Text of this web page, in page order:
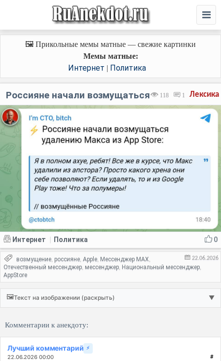
🖼️ Прикольные мемы матные — свежие картинки
Мемы матные:
Интернет | Политика
Лексика
118 1
Россияне начали возмущаться
0
Интернет Политика
22.06.2026
возмущение, россияне, Apple, Мессенджер MAX,
Отечественный мессенджер, мессенджер, Национальный мессенджер,
AppStore
🖼️Текст на изображении (раскрыть) ▼
Комментарии к анекдоту:
Лучший комментарий ⚡
22.06.2026 00:00 #